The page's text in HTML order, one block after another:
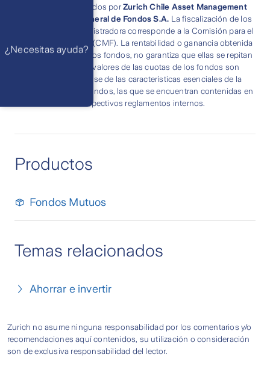
Fondos administrados porZurich Chile Asset Management
Administradora General de Fondos S.A. La fiscalización de los
fondos y de la administradora corresponde a la Comisión para el
Mercado Financiero (CMF). La rentabilidad o ganancia obtenida
en el pasado por estos fondos, no garantiza que ellas se repitan
en el futuro. Los valores de las cuotas de los fondos son
variables. Infórmese de las características esenciales de la
inversión en estos fondos, las que se encuentran contenidas en
sus respectivos reglamentos internos.
Productos
Fondos Mutuos
Temas relacionados
Ahorrar e invertir
Zurich no asume ninguna responsabilidad por los comentarios y/o
recomendaciones aquí contenidos, su utilización o consideración
son de exclusiva responsabilidad del lector.
¿Necesitas ayuda?
WhatsApp
Atención 24